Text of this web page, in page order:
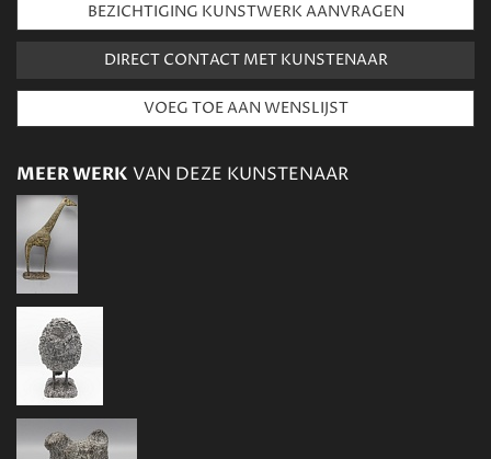
BEZICHTIGING KUNSTWERK AANVRAGEN
DIRECT CONTACT MET KUNSTENAAR
MEER WERK VAN DEZE KUNSTENAAR